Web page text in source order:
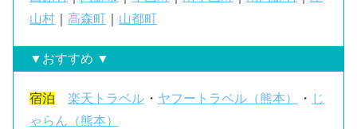
山村
高森町 山都町
▼おすすめ ▼
宿泊 楽天トラベル ・ ヤフートラベル（熊本） ・ じ
ゃらん（熊本）